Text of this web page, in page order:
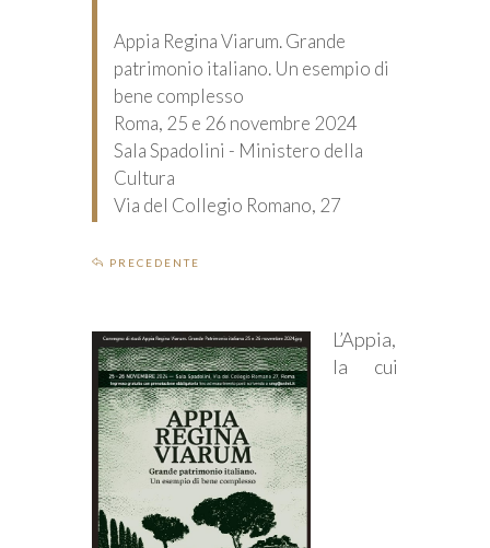
Appia Regina Viarum. Grande
patrimonio italiano. Un esempio di
bene complesso
Roma, 25 e 26 novembre 2024
Sala Spadolini - Ministero della
Cultura
Via del Collegio Romano, 27
PRECEDENTE
L’Appia,
la cui